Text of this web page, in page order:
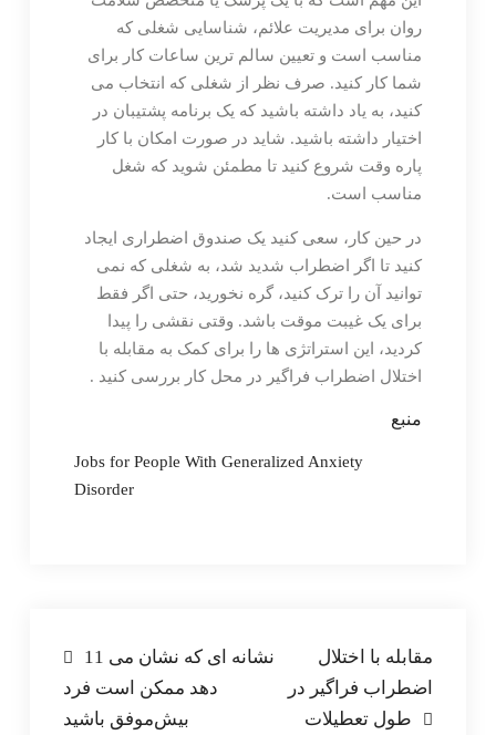
روان برای مدیریت علائم، شناسایی شغلی که
مناسب است و تعیین سالم ترین ساعات کار برای
شما کار کنید. صرف نظر از شغلی که انتخاب می
کنید، به یاد داشته باشید که یک برنامه پشتیبان در
اختیار داشته باشید. شاید در صورت امکان با کار
پاره وقت شروع کنید تا مطمئن شوید که شغل
مناسب است.
در حین کار، سعی کنید یک صندوق اضطراری ایجاد
کنید تا اگر اضطراب شدید شد، به شغلی که نمی
توانید آن را ترک کنید، گره نخورید، حتی اگر فقط
برای یک غیبت موقت باشد. وقتی نقشی را پیدا
کردید، این استراتژی ها را برای کمک به مقابله با
اختلال اضطراب فراگیر در محل کار بررسی کنید .
منبع
Jobs for People With Generalized Anxiety
Disorder
راهبری
نوشته
11 نشانه ای که نشان می
دهد ممکن است فرد
بیش‌موفق باشید
مقابله با اختلال
اضطراب فراگیر در
طول تعطیلات